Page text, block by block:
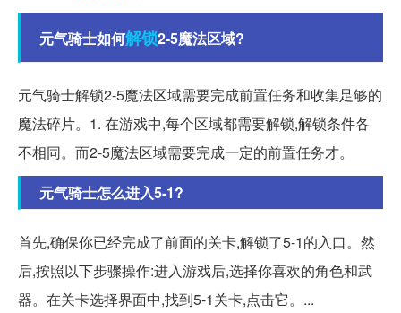
元气骑士如何解锁2-5魔法区域?
元气骑士解锁2-5魔法区域需要完成前置任务和收集足够的
魔法碎片。1. 在游戏中,每个区域都需要解锁,解锁条件各
不相同。而2-5魔法区域需要完成一定的前置任务才。
元气骑士怎么进入5-1?
首先,确保你已经完成了前面的关卡,解锁了5-1的入口。然
后,按照以下步骤操作:进入游戏后,选择你喜欢的角色和武
器。在关卡选择界面中,找到5-1关卡,点击它。...